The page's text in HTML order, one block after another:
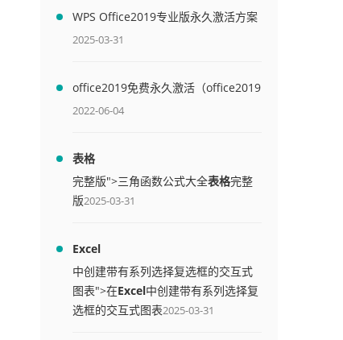
WPS Office2019专业版永久激活方案
(附终身授权序列号)
2025-03-31
office2019免费永久激活（office2019
免费永久激活码）
2022-06-04
表格
完整版">三角函数公式大全表格完整
版2025-03-31
Excel
中创建带有系列选择复选框的交互式
图表">在Excel中创建带有系列选择复
选框的交互式图表2025-03-31